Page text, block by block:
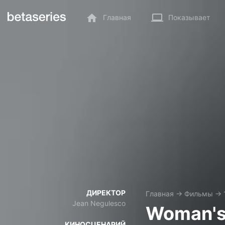
Главная Показывает
ДИРЕКТОР
Jean Negulesco
Главная → Фильмы →